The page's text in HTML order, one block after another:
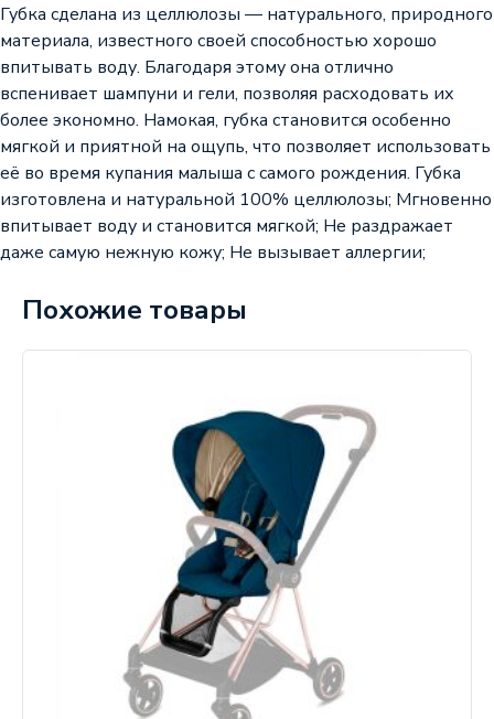
Губка сделана из целлюлозы — натурального, природного
материала, известного своей способностью хорошо
впитывать воду. Благодаря этому она отлично
вспенивает шампуни и гели, позволяя расходовать их
более экономно. Намокая, губка становится особенно
мягкой и приятной на ощупь, что позволяет использовать
её во время купания малыша с самого рождения. Губка
изготовлена и натуральной 100% целлюлозы; Мгновенно
впитывает воду и становится мягкой; Не раздражает
даже самую нежную кожу; Не вызывает аллергии;
Похожие товары